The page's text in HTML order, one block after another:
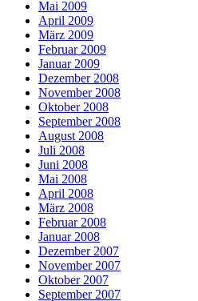
Mai 2009
April 2009
März 2009
Februar 2009
Januar 2009
Dezember 2008
November 2008
Oktober 2008
September 2008
August 2008
Juli 2008
Juni 2008
Mai 2008
April 2008
März 2008
Februar 2008
Januar 2008
Dezember 2007
November 2007
Oktober 2007
September 2007